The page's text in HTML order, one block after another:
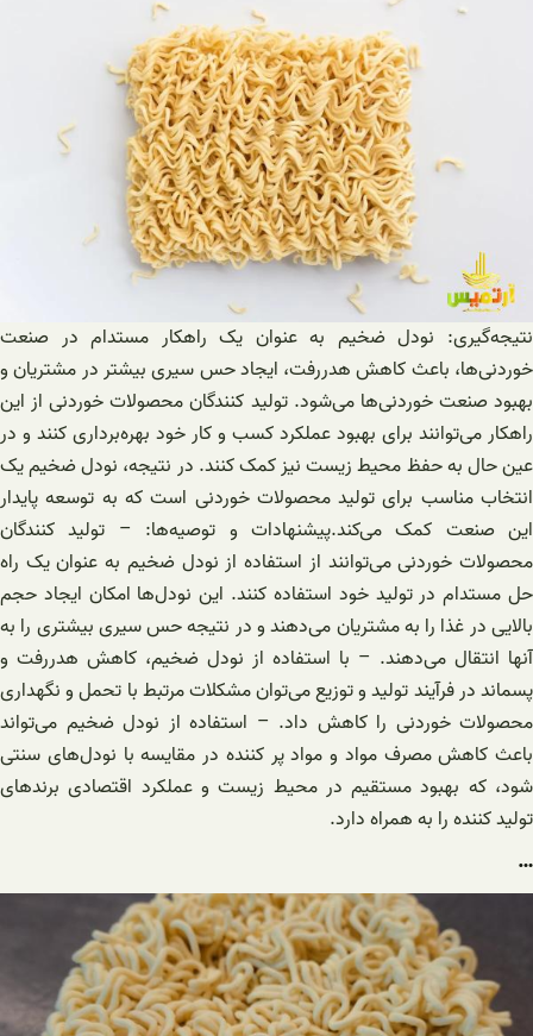
نتیجه‌گیری: نودل ضخیم به عنوان یک راهکار مستدام در صنعت
خوردنی‌ها، باعث کاهش هدررفت، ایجاد حس سیری بیشتر در مشتریان و
بهبود صنعت خوردنی‌ها می‌شود. تولید کنندگان محصولات خوردنی از این
راهکار می‌توانند برای بهبود عملکرد کسب و کار خود بهره‌برداری کنند و در
عین حال به حفظ محیط زیست نیز کمک کنند. در نتیجه، نودل ضخیم یک
انتخاب مناسب برای تولید محصولات خوردنی است که به توسعه پایدار
این صنعت کمک می‌کند.پیشنهادات و توصیه‌ها: – تولید کنندگان
محصولات خوردنی می‌توانند از استفاده از نودل ضخیم به عنوان یک راه
حل مستدام در تولید خود استفاده کنند. این نودل‌ها امکان ایجاد حجم
بالایی در غذا را به مشتریان می‌دهند و در نتیجه حس سیری بیشتری را به
آنها انتقال می‌دهند. – با استفاده از نودل ضخیم، کاهش هدررفت و
پسماند در فرآیند تولید و توزیع می‌توان مشکلات مرتبط با تحمل و نگهداری
محصولات خوردنی را کاهش داد. – استفاده از نودل ضخیم می‌تواند
باعث کاهش مصرف مواد و مواد پر کننده در مقایسه با نودل‌های سنتی
شود، که بهبود مستقیم در محیط زیست و عملکرد اقتصادی برندهای
تولید کننده را به همراه دارد.
…